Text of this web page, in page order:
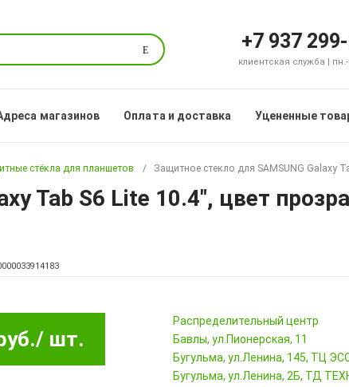
Поиск +7 937
клиентская служба | пн.-
магазинов Оплата и доставка Уцененные
стёкла для планшетов Защитное стекло для SAMSUNG Galaxy
Tab S6 Lite 10.4", цвет
/ шт.
Pаспределительный центр
Бавлы, ул.Пионерская, 11
Бугульма, ул.Ленина, 145, ТЦ
Бугульма, ул.Ленина, 2Б, ТД